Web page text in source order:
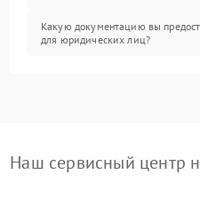
Какую документацию вы
для юридических лиц?
Наш сервисный центр